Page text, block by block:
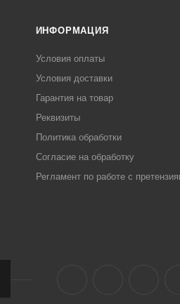
ИНФОРМАЦИЯ
Условия оплаты
Условия доставки
Гарантия на товар
Реквизиты
Политика обработки
Согласие на обработку
Регламент по работе с